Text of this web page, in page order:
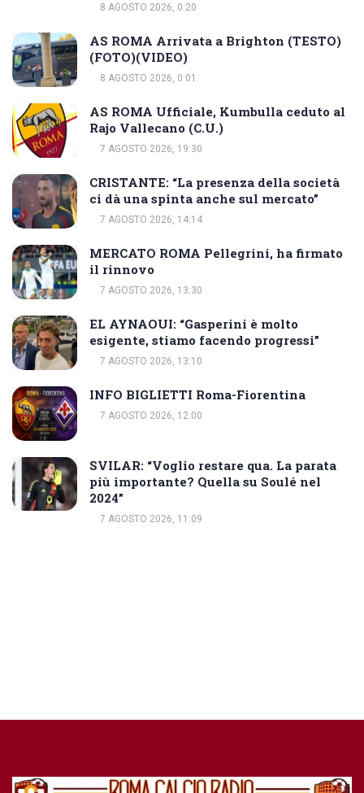
8 AGOSTO 2026, 0:20
AS ROMA Arrivata a Brighton (TESTO)
(FOTO)(VIDEO)
8 AGOSTO 2026, 0:01
AS ROMA Ufficiale, Kumbulla ceduto al
Rajo Vallecano (C.U.)
7 AGOSTO 2026, 19:30
CRISTANTE: “La presenza della società
ci dà una spinta anche sul mercato”
7 AGOSTO 2026, 14:14
MERCATO ROMA Pellegrini, ha firmato
il rinnovo
7 AGOSTO 2026, 13:30
EL AYNAOUI: “Gasperini è molto
esigente, stiamo facendo progressi”
7 AGOSTO 2026, 13:10
INFO BIGLIETTI Roma-Fiorentina
7 AGOSTO 2026, 12:00
SVILAR: “Voglio restare qua. La parata
più importante? Quella su Soulé nel
2024”
7 AGOSTO 2026, 11:09